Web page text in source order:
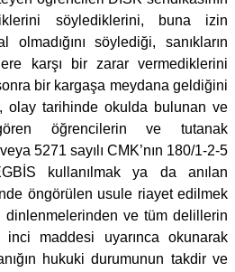
söylediklerini, buna izin
söylediği, sanıkların
karşı bir zarar vermediklerini
bir kargaşa meydana geldiğini
olay tarihinde okulda bulunan ve
öğrencilerin ve tutanak
5271 sayılı CMK’nın 180/1-2-5
kullanılmak ya da anılan
öngörülen usule riayet edilmek
ve tüm delillerin
maddesi uyarınca okunarak
hukuki durumunun takdir ve